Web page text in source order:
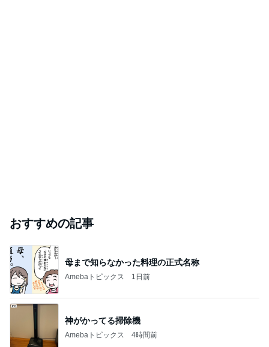
おすすめの記事
母まで知らなかった料理の正式名称
Amebaトピックス 1日前
神がかってる掃除機
Amebaトピックス 4時間前